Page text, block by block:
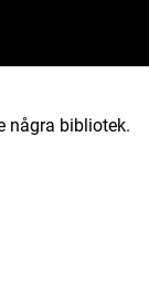
några bibliotek.